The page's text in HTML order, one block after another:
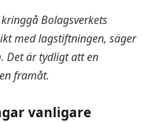
Bolagsverkets
med lagstiftningen, säger
Det är tydligt att en
framåt.
vanligare